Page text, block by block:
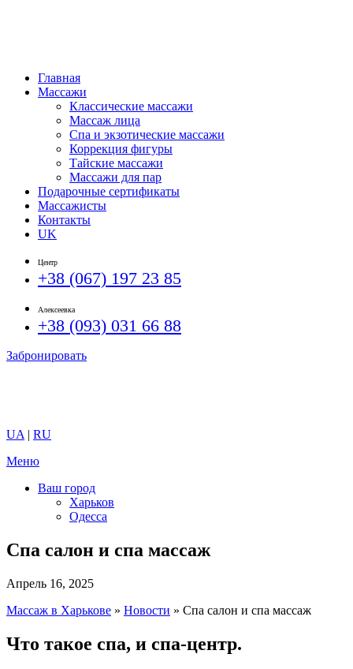
Главная
Массажи
Классические массажи
Массаж лица
Спа и экзотические массажи
Коррекция фигуры
Тайские массажи
Массажи для пар
Подарочные сертификаты
Массажисты
Контакты
UK
Центр
+38 (067) 197 23 85
Алексеевка
+38 (093) 031 66 88
Забронировать
UA | RU
Меню
Ваш город
Харьков
Одесса
Спа салон и спа массаж
Апрель 16, 2025
Массаж в Харькове » Новости » Спа салон и спа массаж
Что такое спа, и спа-центр.